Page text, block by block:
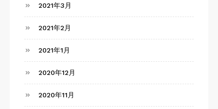
2021年3月
2021年2月
2021年1月
2020年12月
2020年11月